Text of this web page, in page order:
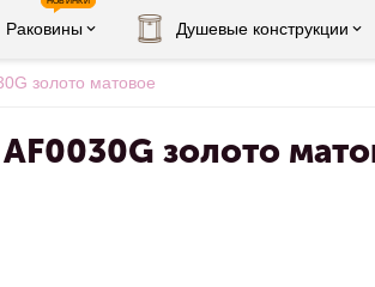
Раковины Душевые конструкции
золото матовое
золото